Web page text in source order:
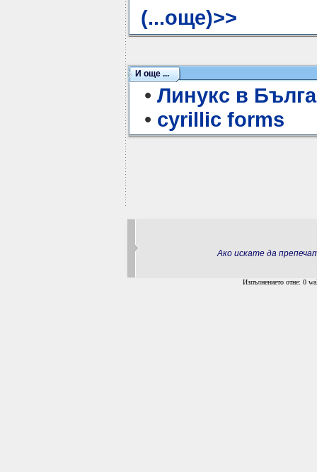
(...още)>>
И още ...
• Линукс в
• cyrillic forms
Ако искате да
Изпълнението отне: 0